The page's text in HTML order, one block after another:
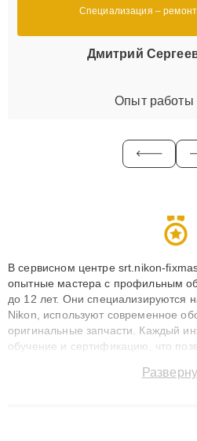
Специализация –
Дмитрий
Опыт работы
В сервисном центре srt.nikon-
опытные мастера с профильным
до 12 лет. Они специализируются
Nikon, используют современное
оригинальные запчасти. Каждый
обучение и сертификацию, что
сохранением гарантии до 3 лет.